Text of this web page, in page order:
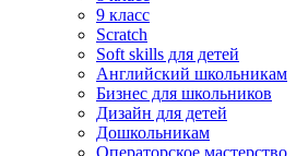
9 класс
Scratch
Soft skills для детей
Английский школьникам
Бизнес для школьников
Дизайн для детей
Дошкольникам
Операторское мастерство